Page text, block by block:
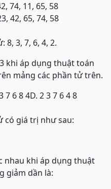
74, 11, 65, 58
42, 65, 74, 58
8, 3, 7, 6, 4, 2.
khi áp dụng thuật toán
mảng các phần tử trên.
7 6 8 4D. 2 3 7 6 4 8
có giá trị như sau:
nhau khi áp dụng thuật
giảm dần là: